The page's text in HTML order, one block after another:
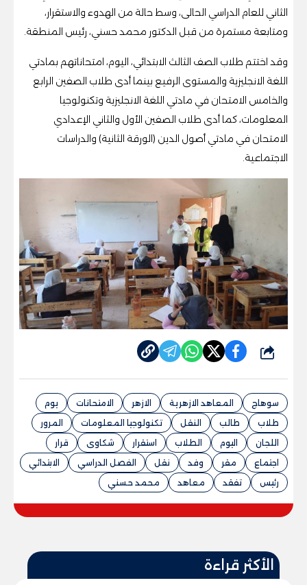
الثاني للعام الدراسي الحالى، وسط حالة من الهدوء والاستقرار،
ومتابعة مستمرة من قبل الدكتور محمد حسني، رئيس المنطقة.
وقد اختتم طلاب الصف الثالث الابتدائي، اليوم، امتحاناتهم بمادتي
اللغة الانجليزية والمستوى الرفيع بينما أدى طلاب الصفين الرابع
والخامس الامتحان في مادتي اللغة الانجليزية وتكنولوجيا
المعلومات، كما أدى طلاب الصفين الأول والثاني الإعدادي
الامتحان في مادتي أصول الدين (الورقة الثانية) والدراسات
الاجتماعية.
شارك
سوهاج المعاهد الازهرية الازهر الامتحانات
يوم
طلاب
طالب النقل تكنولوجيا المعلومات
المرور
اللجان
اليوم الطلاب استقرار شكاوى
قرار
اجتماع
مقر وفد نقل الفصل الدراسي
الابتدائي
رئيس
تفقد معاهد محمد حسني
الأكثر قراءة